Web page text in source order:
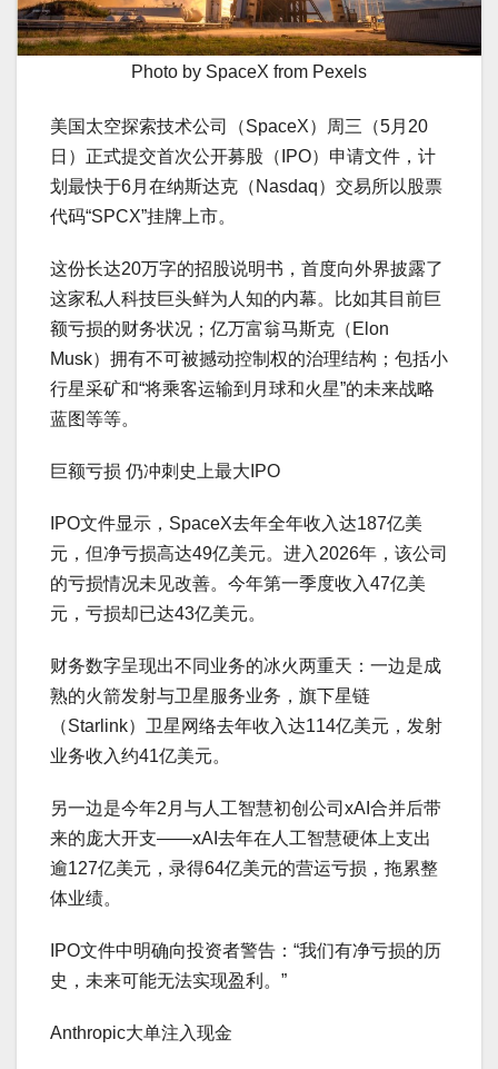
Photo by SpaceX from Pexels
美国太空探索技术公司（SpaceX）周三（5月20
日）正式提交首次公开募股（IPO）申请文件，计
划最快于6月在纳斯达克（Nasdaq）交易所以股票
代码“SPCX”挂牌上市。
这份长达20万字的招股说明书，首度向外界披露了
这家私人科技巨头鲜为人知的内幕。比如其目前巨
额亏损的财务状况；亿万富翁马斯克（Elon
Musk）拥有不可被撼动控制权的治理结构；包括小
行星采矿和“将乘客运输到月球和火星”的未来战略
蓝图等等。
巨额亏损 仍冲刺史上最大IPO
IPO文件显示，SpaceX去年全年收入达187亿美
元，但净亏损高达49亿美元。进入2026年，该公司
的亏损情况未见改善。今年第一季度收入47亿美
元，亏损却已达43亿美元。
财务数字呈现出不同业务的冰火两重天：一边是成
熟的火箭发射与卫星服务业务，旗下星链
（Starlink）卫星网络去年收入达114亿美元，发射
业务收入约41亿美元。
另一边是今年2月与人工智慧初创公司xAI合并后带
来的庞大开支——xAI去年在人工智慧硬体上支出
逾127亿美元，录得64亿美元的营运亏损，拖累整
体业绩。
IPO文件中明确向投资者警告：“我们有净亏损的历
史，未来可能无法实现盈利。”
Anthropic大单注入现金